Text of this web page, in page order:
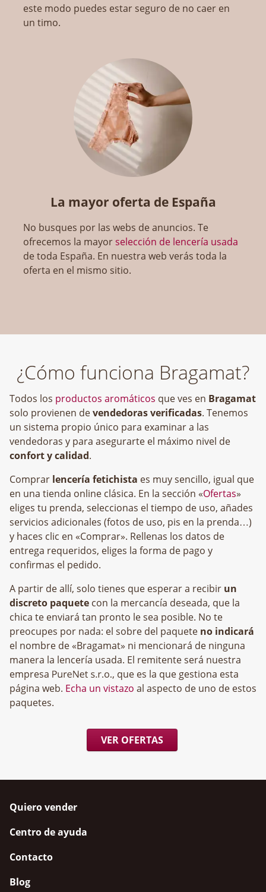
este modo puedes estar seguro de no caer en
un timo.
La mayor oferta de España
No busques por las webs de anuncios. Te
ofrecemos la mayorselección de lencería usada
de toda España. En nuestra web verás toda la
oferta en el mismo sitio.
¿Cómo funciona Bragamat?
Todos los productos aromáticos que ves en Bragamat
solo provienen devendedoras verificadas. Tenemos
un sistema propio único para examinar a las
vendedoras y para asegurarte el máximo nivel de
confort y calidad.
Comprar lencería fetichista es muy sencillo, igual que
en una tienda online clásica. En la sección «Ofertas»
eliges tu prenda, seleccionas el tiempo de uso, añades
servicios adicionales (fotos de uso, pis en la prenda…)
y haces clic en «Comprar». Rellenas los datos de
entrega requeridos, eliges la forma de pago y
confirmas el pedido.
A partir de allí, solo tienes que esperar a recibir un
discreto paquete con la mercancía deseada, que la
chica te enviará tan pronto le sea posible. No te
preocupes por nada: el sobre del paquete no indicará
el nombre de «Bragamat» ni mencionará de ninguna
manera la lencería usada. El remitente será nuestra
empresa
, que es la que gestiona esta
página web. Echa un vistazo al aspecto de uno de estos
paquetes.
VER OFERTAS
Quiero vender
Centro de ayuda
Contacto
Blog